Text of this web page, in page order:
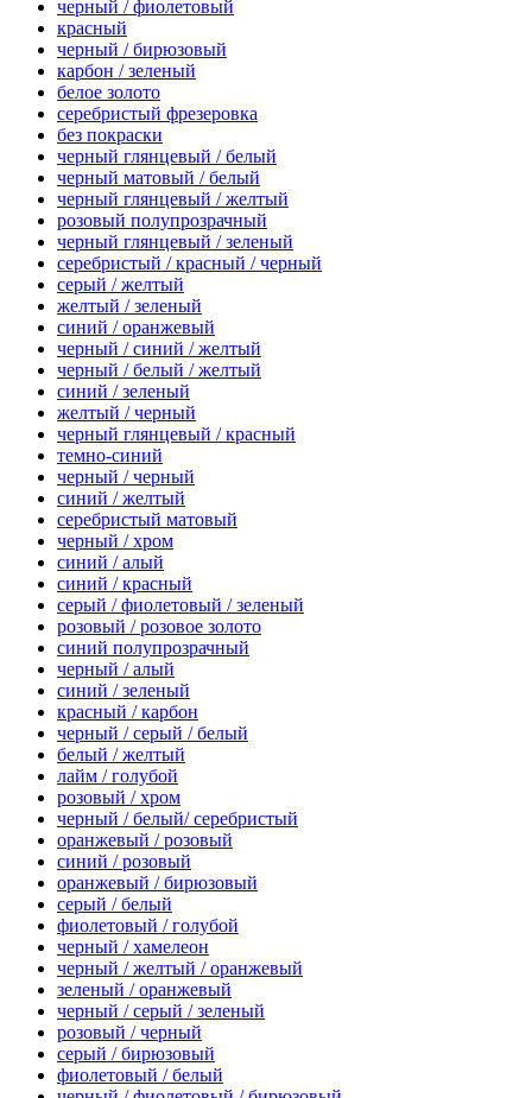
черный / фиолетовый
красный
черный / бирюзовый
карбон / зеленый
белое золото
серебристый фрезеровка
без покраски
черный глянцевый / белый
черный матовый / белый
черный глянцевый / желтый
розовый полупрозрачный
черный глянцевый / зеленый
серебристый / красный / черный
серый / желтый
желтый / зеленый
синий / оранжевый
черный / синий / желтый
черный / белый / желтый
синий / зеленый
желтый / черный
черный глянцевый / красный
темно-синий
черный / черный
синий / желтый
серебристый матовый
черный / хром
синий / алый
синий / красный
серый / фиолетовый / зеленый
розовый / розовое золото
синий полупрозрачный
черный / алый
синий / зеленый
красный / карбон
черный / серый / белый
белый / желтый
лайм / голубой
розовый / хром
черный / белый/ серебристый
оранжевый / розовый
синий / розовый
оранжевый / бирюзовый
серый / белый
фиолетовый / голубой
черный / хамелеон
черный / желтый / оранжевый
зеленый / оранжевый
черный / серый / зеленый
розовый / черный
серый / бирюзовый
фиолетовый / белый